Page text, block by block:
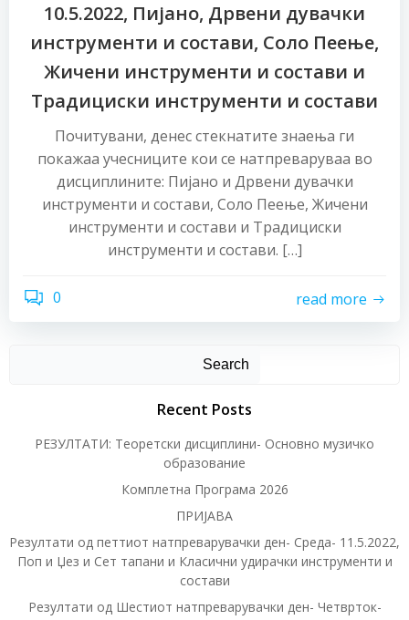
10.5.2022, Пијано, Дрвени дувачки
инструменти и состави, Соло Пеење,
Жичени инструменти и состави и
Традициски инструменти и состави
Почитувани, денес стекнатите знаења ги
покажаа учесниците кои се натпреваруваа во
дисциплините: Пијано и Дрвени дувачки
инструменти и состави, Соло Пеење, Жичени
инструменти и состави и Традициски
инструменти и состави. […]
0 read more
Search
Recent Posts
РЕЗУЛТАТИ: Теоретски дисциплини- Основно музичко
образование
Комплетна Програма 2026
ПРИЈАВА
Резултати од петтиот натпреварувачки ден- Среда- 11.5.2022,
Поп и Џез и Сет тапани и Класични удирачки инструменти и
состави
Резултати од Шестиот натпреварувачки ден- Четврток-